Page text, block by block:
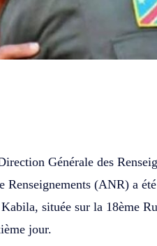
Générale des
Renseignements (ANR) a
située sur la 18ème
jour.